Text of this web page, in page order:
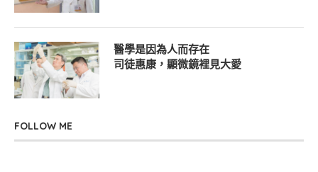
醫學是因為人而存在
司徒惠康，顯微鏡裡見大愛
FOLLOW ME